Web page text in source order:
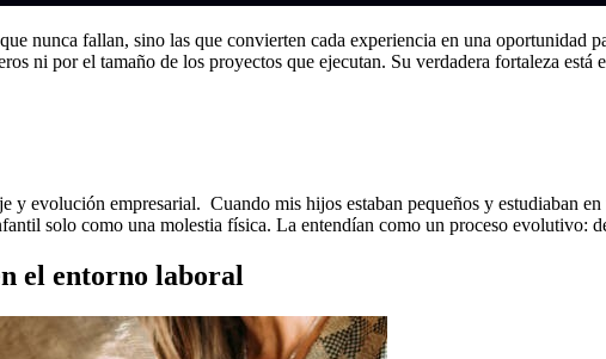
nunca fallan, sino las que convierten cada experiencia en una
ni por el tamaño de los proyectos que ejecutan. Su verdadera fortaleza
y evolución empresarial. Cuando mis hijos estaban pequeños y estudiaban
solo como una molestia física. La entendían como un proceso
el entorno laboral